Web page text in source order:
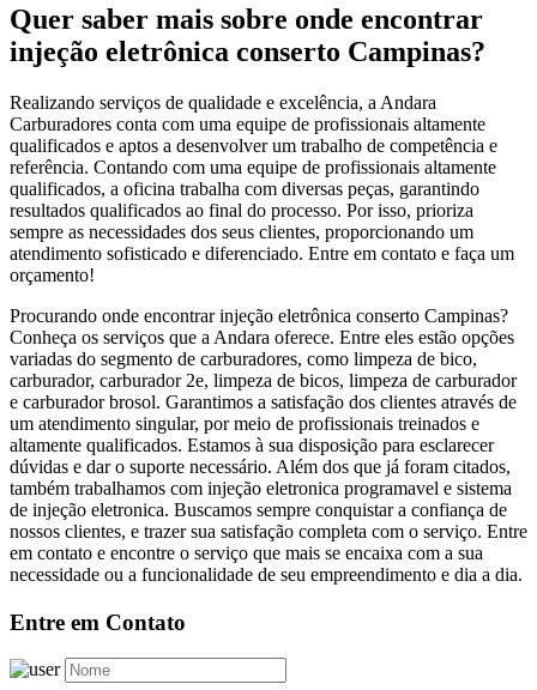
Quer saber mais sobre onde encontrar
injeção eletrônica conserto Campinas?
Realizando serviços de qualidade e excelência, a Andara
Carburadores conta com uma equipe de profissionais altamente
qualificados e aptos a desenvolver um trabalho de competência e
referência. Contando com uma equipe de profissionais altamente
qualificados, a oficina trabalha com diversas peças, garantindo
resultados qualificados ao final do processo. Por isso, prioriza
sempre as necessidades dos seus clientes, proporcionando um
atendimento sofisticado e diferenciado. Entre em contato e faça um
orçamento!
Procurando onde encontrar injeção eletrônica conserto Campinas?
Conheça os serviços que a Andara oferece. Entre eles estão opções
variadas do segmento de carburadores, como limpeza de bico,
carburador, carburador 2e, limpeza de bicos, limpeza de carburador
e carburador brosol. Garantimos a satisfação dos clientes através de
um atendimento singular, por meio de profissionais treinados e
altamente qualificados. Estamos à sua disposição para esclarecer
dúvidas e dar o suporte necessário. Além dos que já foram citados,
também trabalhamos com injeção eletronica programavel e sistema
de injeção eletronica. Buscamos sempre conquistar a confiança de
nossos clientes, e trazer sua satisfação completa com o serviço. Entre
em contato e encontre o serviço que mais se encaixa com a sua
necessidade ou a funcionalidade de seu empreendimento e dia a dia.
Entre em Contato